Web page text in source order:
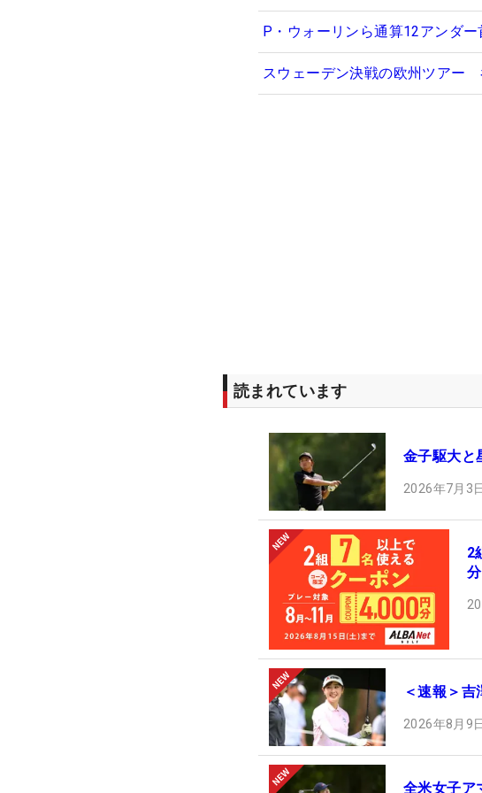
P・ウォーリンら通算12アンダ
スウェーデン決戦の欧州ツアー
読まれています
金子駆大
2026年7月3
2
＜速報＞
2026年8月9
全米女子